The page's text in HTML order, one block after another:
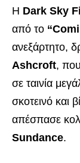
Η Dark Sky
από το
ανεξάρτητο,
Ashcroft,
σε ταινία
σκοτεινό και
απέσπασε
Sundance.